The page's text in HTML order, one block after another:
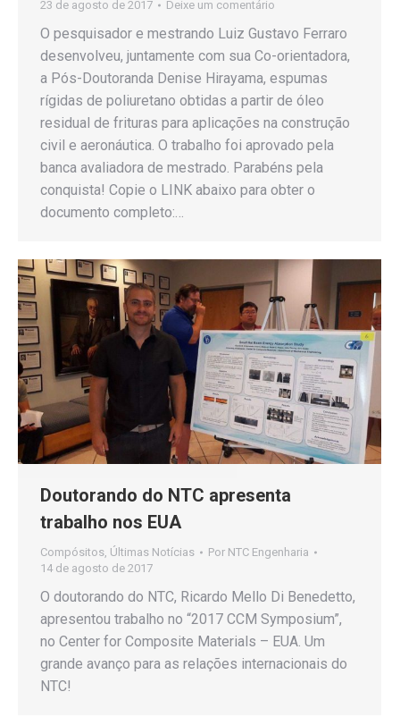
23 de agosto de 2017
Deixe um comentário
O pesquisador e mestrando Luiz Gustavo Ferraro
desenvolveu, juntamente com sua Co-orientadora,
a Pós-Doutoranda Denise Hirayama, espumas
rígidas de poliuretano obtidas a partir de óleo
residual de frituras para aplicações na construção
civil e aeronáutica. O trabalho foi aprovado pela
banca avaliadora de mestrado. Parabéns pela
conquista! Copie o LINK abaixo para obter o
documento completo:…
Doutorando do NTC apresenta
trabalho nos EUA
Compósitos, Últimas Notícias Por NTC Engenharia
14 de agosto de 2017
O doutorando do NTC, Ricardo Mello Di Benedetto,
apresentou trabalho no “2017 CCM Symposium”,
no Center for Composite Materials – EUA. Um
grande avanço para as relações internacionais do
NTC!